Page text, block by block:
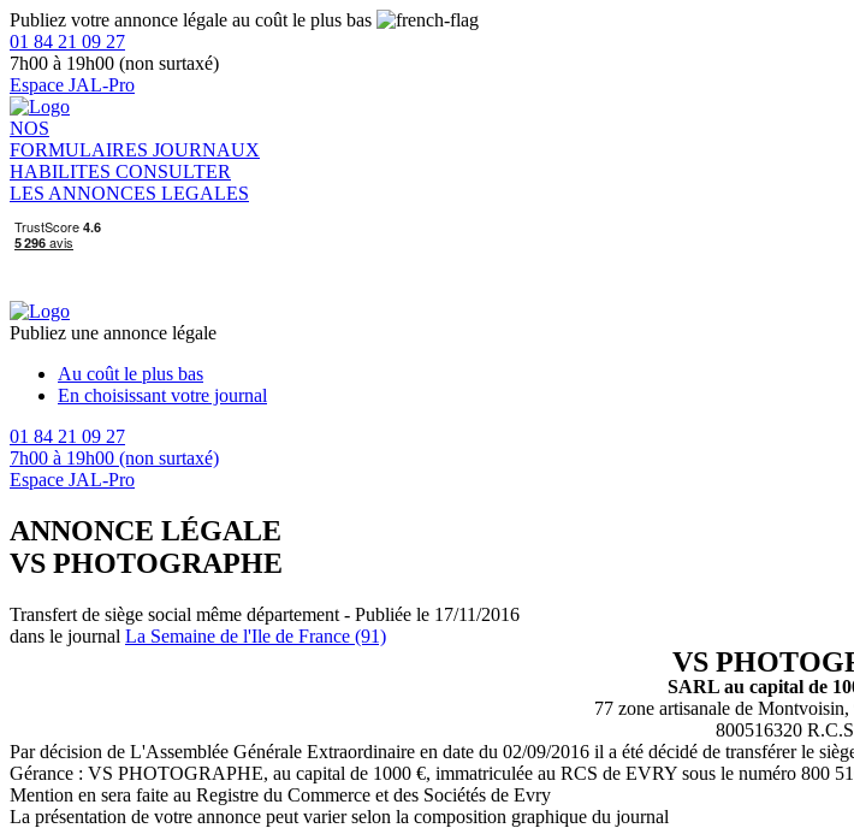
Publiez votre annonce légale au coût le plus bas
01 84 21 09 27
7h00 à 19h00 (non surtaxé)
Espace JAL-Pro
NOS
FORMULAIRES JOURNAUX
HABILITES CONSULTER
LES ANNONCES LEGALES
Publiez une annonce légale
Au coût le plus bas
En choisissant votre journal
01 84 21 09 27
7h00 à 19h00 (non surtaxé)
Espace JAL-Pro
ANNONCE LÉGALE
VS PHOTOGRAPHE
Transfert de siège social même département - Publiée le 17/11/2016
dans le journal La Semaine de l'Ile de France (91)
VS
SARL au capital de
77 zone artisanale de
800516320
Par décision de L'Assemblée Générale Extraordinaire en date du 02/09/2016 il a été décidé de transférer le
Gérance : VS PHOTOGRAPHE, au capital de 1000 €, immatriculée au RCS de EVRY sous le numéro 800
Mention en sera faite au Registre du Commerce et des Sociétés de Evry
La présentation de votre annonce peut varier selon la composition graphique du journal